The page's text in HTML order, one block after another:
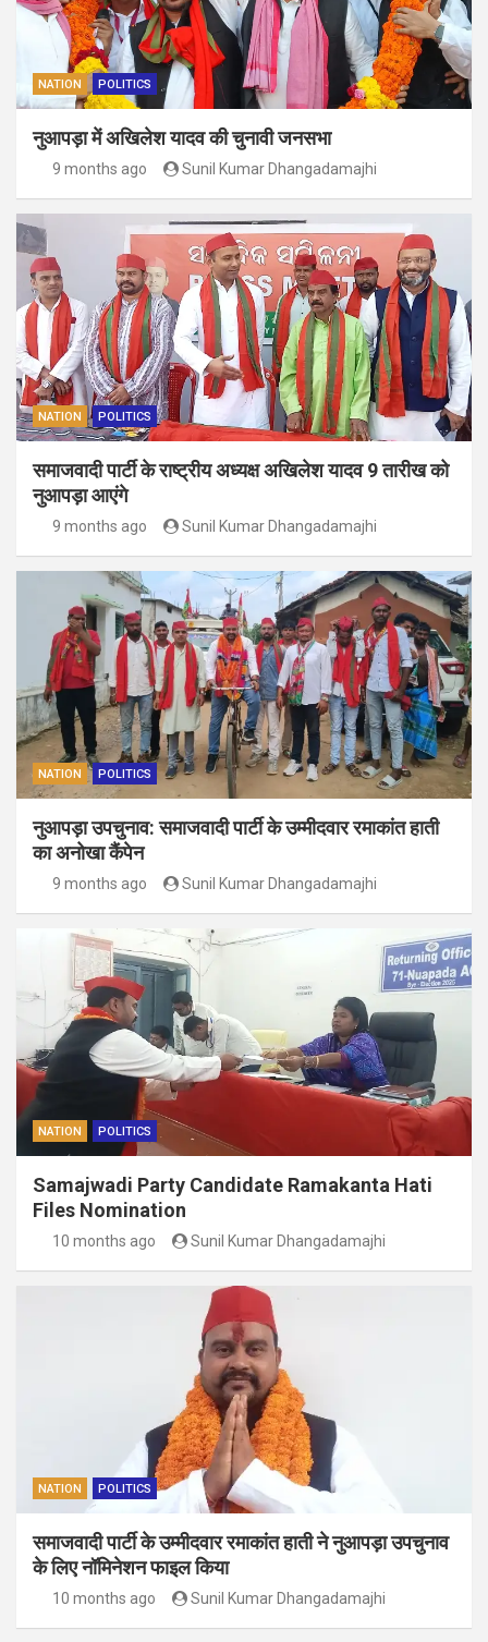
NATION POLITICS
नुआपड़ा में अखिलेश यादव की चुनावी जनसभा
9 months ago Sunil Kumar Dhangadamajhi
NATION POLITICS
समाजवादी पार्टी के राष्ट्रीय अध्यक्ष अखिलेश यादव 9 तारीख को
नुआपड़ा आएंगे
9 months ago Sunil Kumar Dhangadamajhi
NATION POLITICS
नुआपड़ा उपचुनाव: समाजवादी पार्टी के उम्मीदवार रमाकांत हाती
का अनोखा कैंपेन
9 months ago Sunil Kumar Dhangadamajhi
NATION POLITICS
Samajwadi Party Candidate Ramakanta Hati
Files Nomination
10 months ago Sunil Kumar Dhangadamajhi
NATION POLITICS
समाजवादी पार्टी के उम्मीदवार रमाकांत हाती ने नुआपड़ा उपचुनाव
के लिए नॉमिनेशन फाइल किया
10 months ago Sunil Kumar Dhangadamajhi